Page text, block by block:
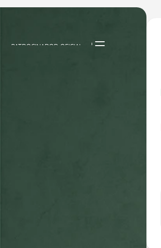
PATROCINADOR OFICIAL